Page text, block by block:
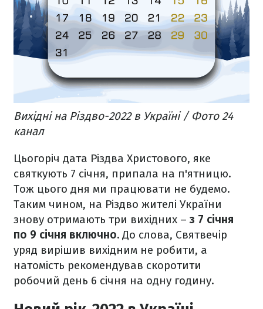
Вихідні на Різдво-2022 в Україні / Фото 24
канал
Цьогоріч дата Різдва Христового, яке
святкують 7 січня, припала на п'ятницю.
Тож цього дня ми працювати не будемо.
Таким чином, на Різдво жителі України
знову отримають три вихідних –з 7 січня
по 9 січня включно. До слова, Святвечір
уряд вирішив вихідним не робити, а
натомість рекомендував скоротити
робочий день 6 січня на одну годину.